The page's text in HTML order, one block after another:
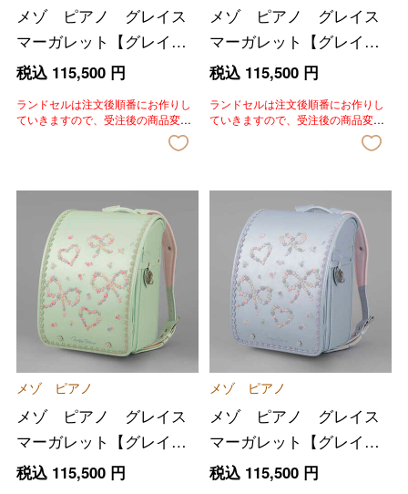
メゾ ピアノ グレイス
マーガレット【グレイス
ピンク】
税込 115,500円
ランドセルは注文後順番にお作りし
ていきますので、受注後の商品変
更、色変更、キャンセルはいたしか
ねます。あらかじめご了承いただき
メゾ ピアノ グレイス
マーガレット【グレイス
ラベンダー】
税込 115,500円
ランドセルは注文後順番にお作りし
ていきますので、受注後の商品変
更、色変更、キャンセルはいたしか
ねます。あらかじめご了承いただき
メゾ ピアノ
メゾ ピアノ グレイス
マーガレット【グレイス
ミント】
税込 115,500円
メゾ ピアノ
メゾ ピアノ グレイス
マーガレット【グレイス
ブルー】
税込 115,500円